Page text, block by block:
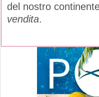
del nostro
vendita.